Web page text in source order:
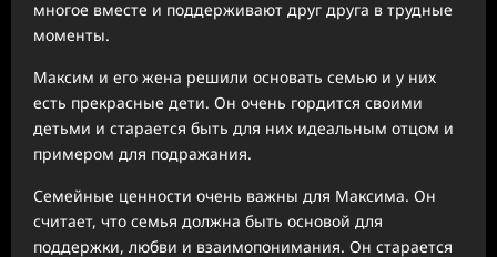
многое вместе и поддерживают друг друга в трудные
моменты.
Максим и его жена решили основать семью и у них
есть прекрасные дети. Он очень гордится своими
детьми и старается быть для них идеальным отцом и
примером для подражания.
Семейные ценности очень важны для Максима. Он
считает, что семья должна быть основой для
поддержки, любви и взаимопонимания. Он старается